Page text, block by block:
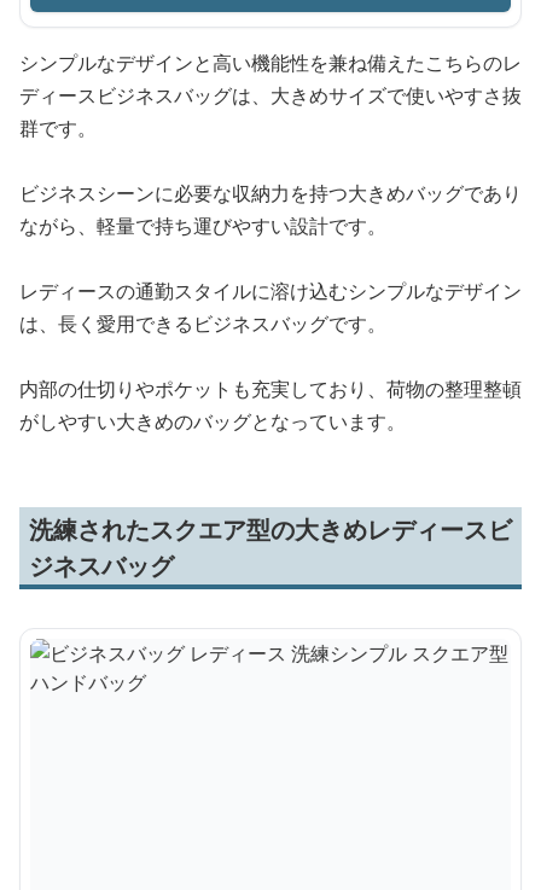
シンプルなデザインと高い機能性を兼ね備えたこちらのレ
ディースビジネスバッグは、大きめサイズで使いやすさ抜
群です。
ビジネスシーンに必要な収納力を持つ大きめバッグであり
ながら、軽量で持ち運びやすい設計です。
レディースの通勤スタイルに溶け込むシンプルなデザイン
は、長く愛用できるビジネスバッグです。
内部の仕切りやポケットも充実しており、荷物の整理整頓
がしやすい大きめのバッグとなっています。
洗練されたスクエア型の大きめレディースビ
ジネスバッグ